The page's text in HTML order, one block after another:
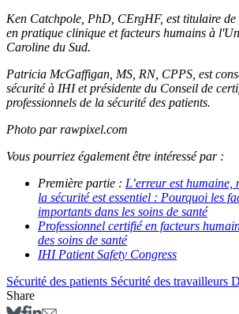
Ken Catchpole, PhD, CErgHF, est titulaire de
en pratique clinique et facteurs humains à
Caroline du Sud.
Patricia McGaffigan, MS, RN, CPPS, est
sécurité à IHI et présidente du Conseil de
professionnels de la sécurité des patients.
Photo par rawpixel.com
Vous pourriez également être intéressé par :
Première partie : L’erreur est
la sécurité est essentiel : Pourquoi les
importants dans les soins de santé
Professionnel certifié en facteurs
des soins de santé
IHI Patient Safety Congress
Sécurité des patients Sécurité des travailleurs
Share